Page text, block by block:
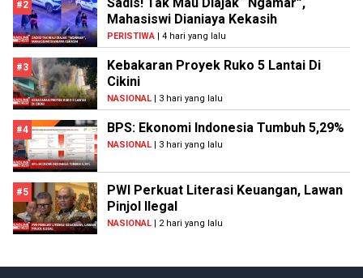
#2
Mahasiswi Dianiaya Kekasih
PERISTIWA | 4 hari yang lalu
#3
Kebakaran Proyek Ruko 5 Lantai Di
Cikini
NASIONAL | 3 hari yang lalu
#4 BPS: Ekonomi Indonesia Tumbuh 5,29%
NASIONAL | 3 hari yang lalu
#5
PWI Perkuat Literasi Keuangan, Lawan
Pinjol Ilegal
NASIONAL | 2 hari yang lalu